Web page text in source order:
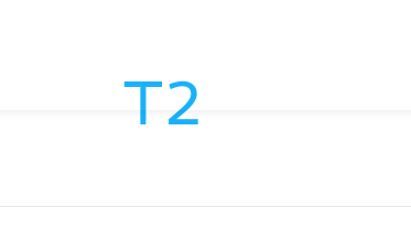
T2